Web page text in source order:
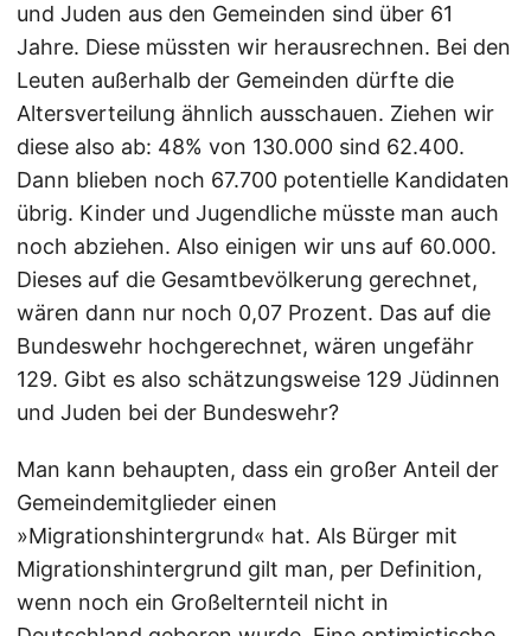
und Juden aus den Gemeinden sind über 61
Jahre. Diese müssten wir herausrechnen. Bei den
Leuten außerhalb der Gemeinden dürfte die
Altersverteilung ähnlich ausschauen. Ziehen wir
diese also ab: 48% von 130.000 sind 62.400.
Dann blieben noch 67.700 potentielle Kandidaten
übrig. Kinder und Jugendliche müsste man auch
noch abziehen. Also einigen wir uns auf 60.000.
Dieses auf die Gesamtbevölkerung gerechnet,
wären dann nur noch 0,07 Prozent. Das auf die
Bundeswehr hochgerechnet, wären ungefähr
129. Gibt es also schätzungsweise 129 Jüdinnen
und Juden bei der Bundeswehr?
Man kann behaupten, dass ein großer Anteil der
Gemeindemitglieder einen
»Migrationshintergrund« hat. Als Bürger mit
Migrationshintergrund gilt man, per Definition,
wenn noch ein Großelternteil nicht in